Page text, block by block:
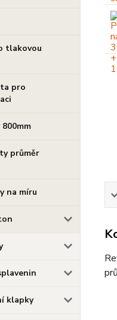
tlakovou
pro
průměr
na míru
klapky